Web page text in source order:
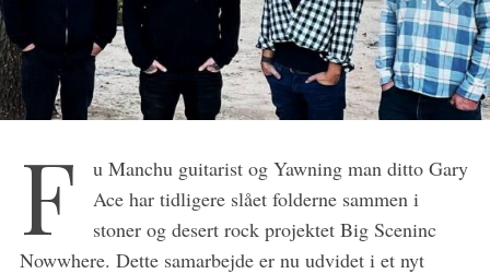
F
u Manchu guitarist og Yawning man ditto Gary
Ace har tidligere slået folderne sammen i
stoner og desert rock projektet Big Sceninc
Nowwhere. Dette samarbejde er nu udvidet i et nyt
r